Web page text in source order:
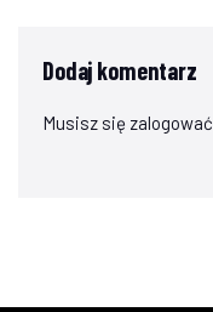
Dodaj komentarz
Musisz się zalogować